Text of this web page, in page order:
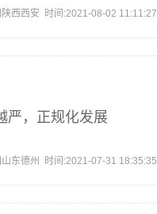
陕西西安 时间:2021-08-02 11:11:27
严，正规化发展
山东德州 时间:2021-07-31 18:35:35